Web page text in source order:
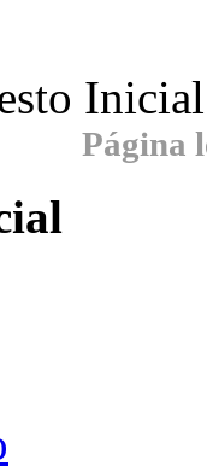
Inicial
Página